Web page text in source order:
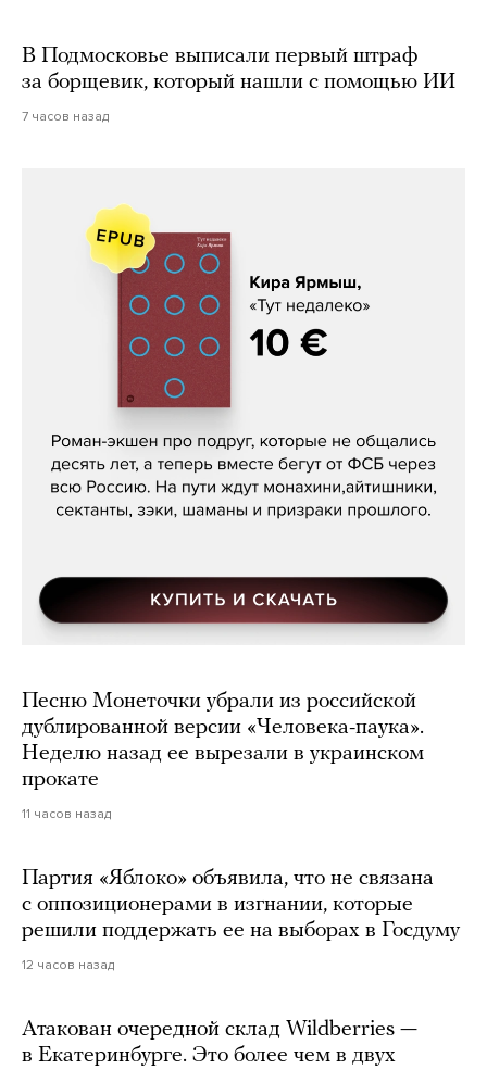
В Подмосковье выписали первый штраф
за борщевик, который нашли с помощью ИИ
7 часов назад
Кира Ярмыш, «Тут недалеко»
Песню Монеточки убрали из российской
дублированной версии «Человека-паука».
Неделю назад ее вырезали в украинском
прокате
11 часов назад
Партия «Яблоко» объявила, что не связана
с оппозиционерами в изгнании, которые
решили поддержать ее на выборах в Госдуму
12 часов назад
Атакован очередной склад Wildberries —
в Екатеринбурге. Это более чем в двух